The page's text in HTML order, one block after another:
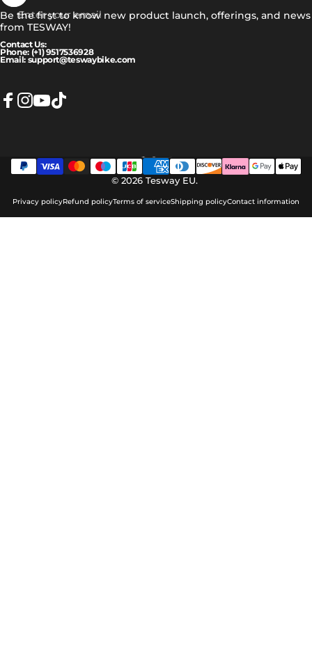
Enter your email
Be the first to know new product launch, offerings, and news
from TESWAY!
Contact Us:
Phone: (+1) 9517536928
Email: support@teswaybike.com
© 2026 Tesway EU.
Privacy policyRefund policyTerms of serviceShipping policyContact information
Language